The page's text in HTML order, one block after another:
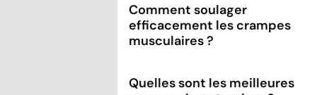
Comment soulager
efficacement les crampes
musculaires ?
Quelles sont les meilleures